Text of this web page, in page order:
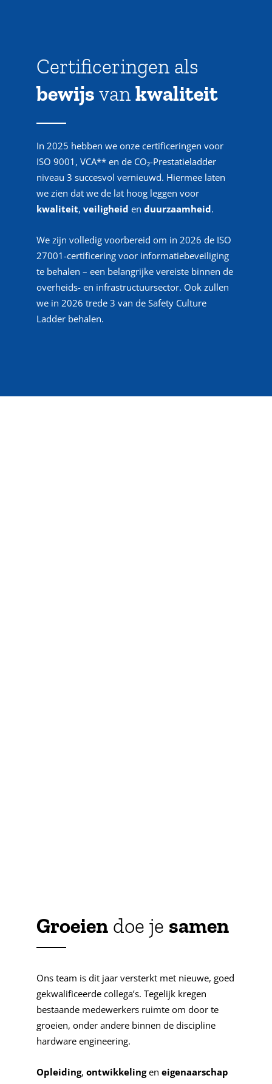
Certificeringen als
bewijsvankwaliteit
In 2025 hebben we onze certificeringen voor
ISO 9001, VCA** en de CO₂-Prestatieladder
niveau 3 succesvol vernieuwd. Hiermee laten
we zien dat we de lat hoog leggen voor
kwaliteit, veiligheid en duurzaamheid.
We zijn volledig voorbereid om in 2026 de ISO
27001-certificering voor informatiebeveiliging
te behalen – een belangrijke vereiste binnen de
overheids- en infrastructuursector. Ook zullen
we in 2026 trede 3 van de Safety Culture
Ladder behalen.
Groeien doe je samen
Ons team is dit jaar versterkt met nieuwe, goed
gekwalificeerde collega’s. Tegelijk kregen
bestaande medewerkers ruimte om door te
groeien, onder andere binnen de discipline
hardware engineering.
Opleiding, ontwikkelingen eigenaarschap